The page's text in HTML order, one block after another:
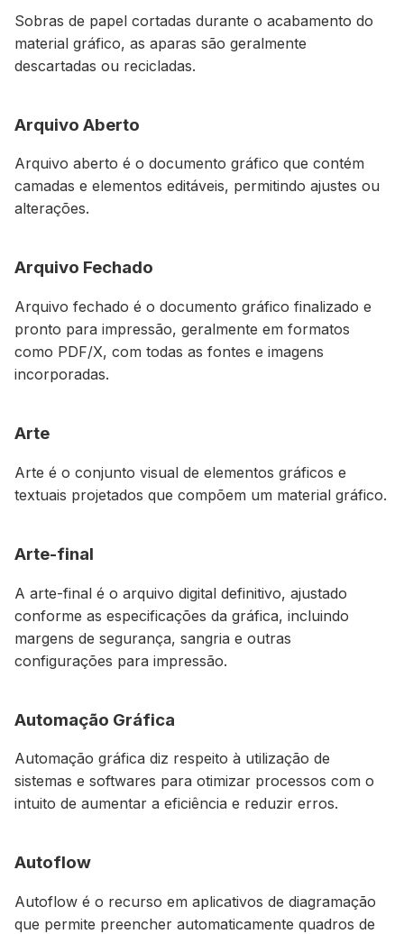
Sobras de papel cortadas durante o acabamento do
material gráfico, as aparas são geralmente
descartadas ou recicladas.
Arquivo Aberto
Arquivo aberto é o documento gráfico que contém
camadas e elementos editáveis, permitindo ajustes ou
alterações.
Arquivo Fechado
Arquivo fechado é o documento gráfico finalizado e
pronto para impressão, geralmente em formatos
como PDF/X, com todas as fontes e imagens
incorporadas.
Arte
Arte é o conjunto visual de elementos gráficos e
textuais projetados que compõem um material gráfico.
Arte-final
A arte-final é o arquivo digital definitivo, ajustado
conforme as especificações da gráfica, incluindo
margens de segurança, sangria e outras
configurações para impressão.
Automação Gráfica
Automação gráfica diz respeito à utilização de
sistemas e softwares para otimizar processos com o
intuito de aumentar a eficiência e reduzir erros.
Autoflow
Autoflow é o recurso em aplicativos de diagramação
que permite preencher automaticamente quadros de